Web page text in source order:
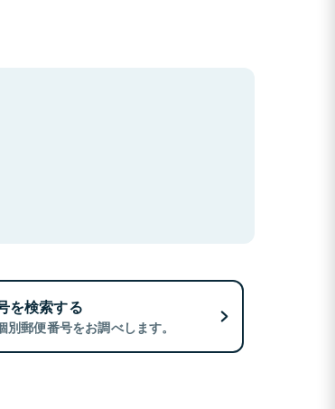
を検索する
郵便番号をお調べします。